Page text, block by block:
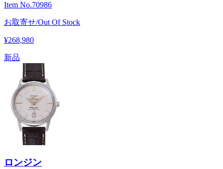
Item No.70986
お取寄せ/Out Of Stock
¥268,980
新品
ロンジン